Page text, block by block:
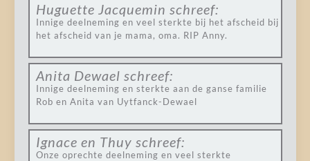
Huguette Jacquemin schreef:
Innige deelneming en veel sterkte bij het afscheid bij
het afscheid van je mama, oma. RIP Anny.
Anita Dewael schreef:
Innige deelneming en sterkte aan de ganse familie
Rob en Anita van Uytfanck-Dewael
Ignace en Thuy schreef:
Onze oprechte deelneming en veel sterkte